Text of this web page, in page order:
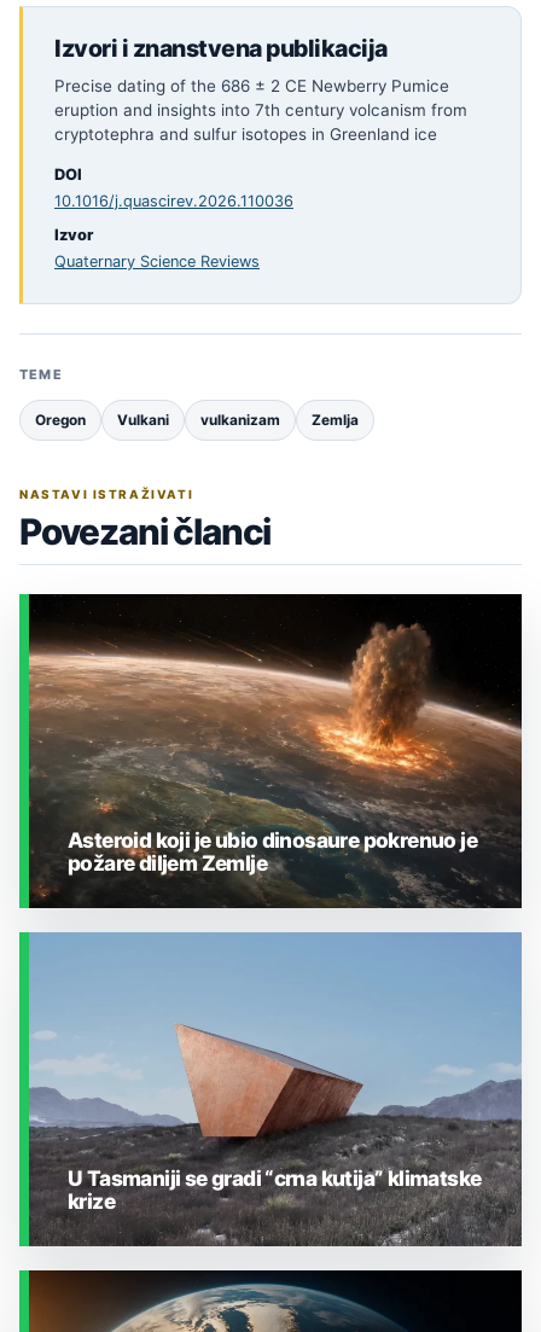
Izvori i znanstvena publikacija
Precise dating of the 686 ± 2 CE Newberry Pumice
eruption and insights into 7th century volcanism from
cryptotephra and sulfur isotopes in Greenland ice
DOI
10.1016/j.quascirev.2026.110036
Izvor
Quaternary Science Reviews
TEME
Oregon Vulkani vulkanizam Zemlja
NASTAVI ISTRAŽIVATI
Povezani članci
Asteroid koji je ubio dinosaure pokrenuo je
požare diljem Zemlje
ZEMLJA I OKOLIŠ
U Tasmaniji se gradi “crna kutija” klimatske
krize